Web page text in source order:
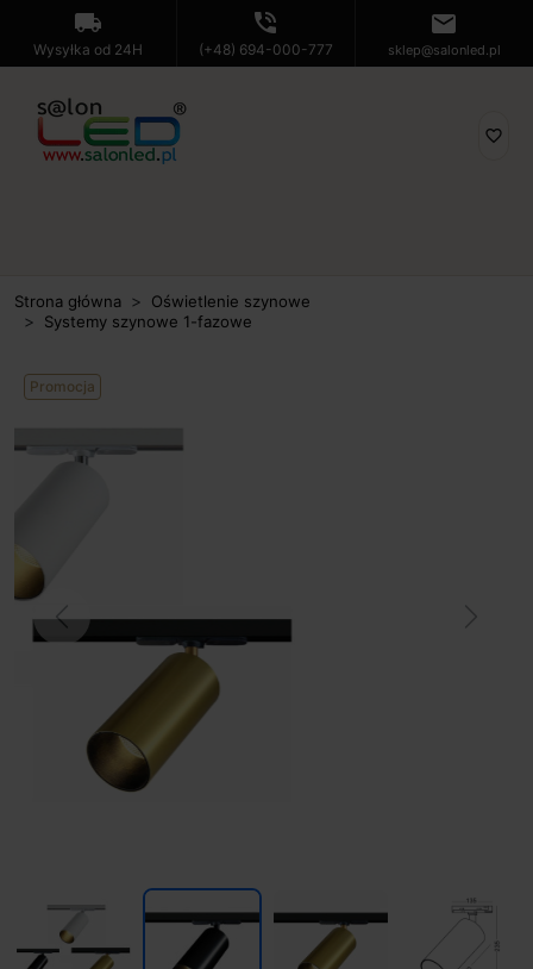
local_shipping
Wysyłka od 24H
phone_in_talk
(+48) 694-000-777
mail
sklep@salonled.pl
favorite_border
Strona główna
Oświetlenie szynowe
Systemy szynowe 1-fazowe
Promocja
Previous